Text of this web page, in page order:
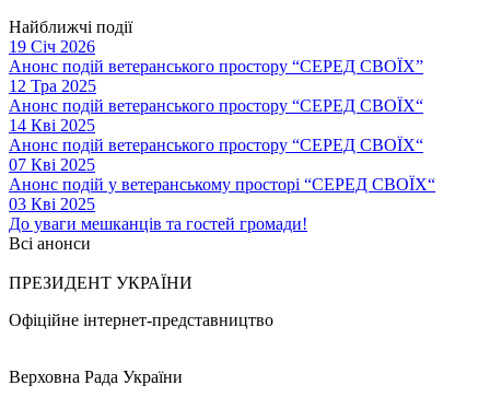
Найближчі події
19 Січ 2026
Анонс подій ветеранського простору “СЕРЕД СВОЇХ”
12 Тра 2025
Анонс подій ветеранського простору “СЕРЕД СВОЇХ“
14 Кві 2025
Анонс подій ветеранського простору “СЕРЕД СВОЇХ“
07 Кві 2025
Анонс подій у ветеранському просторі “СЕРЕД СВОЇХ“
03 Кві 2025
До уваги мешканців та гостей громади!
Всі анонси
ПРЕЗИДЕНТ УКРАЇНИ
Офіційне інтернет-представництво
Верховна Рада України